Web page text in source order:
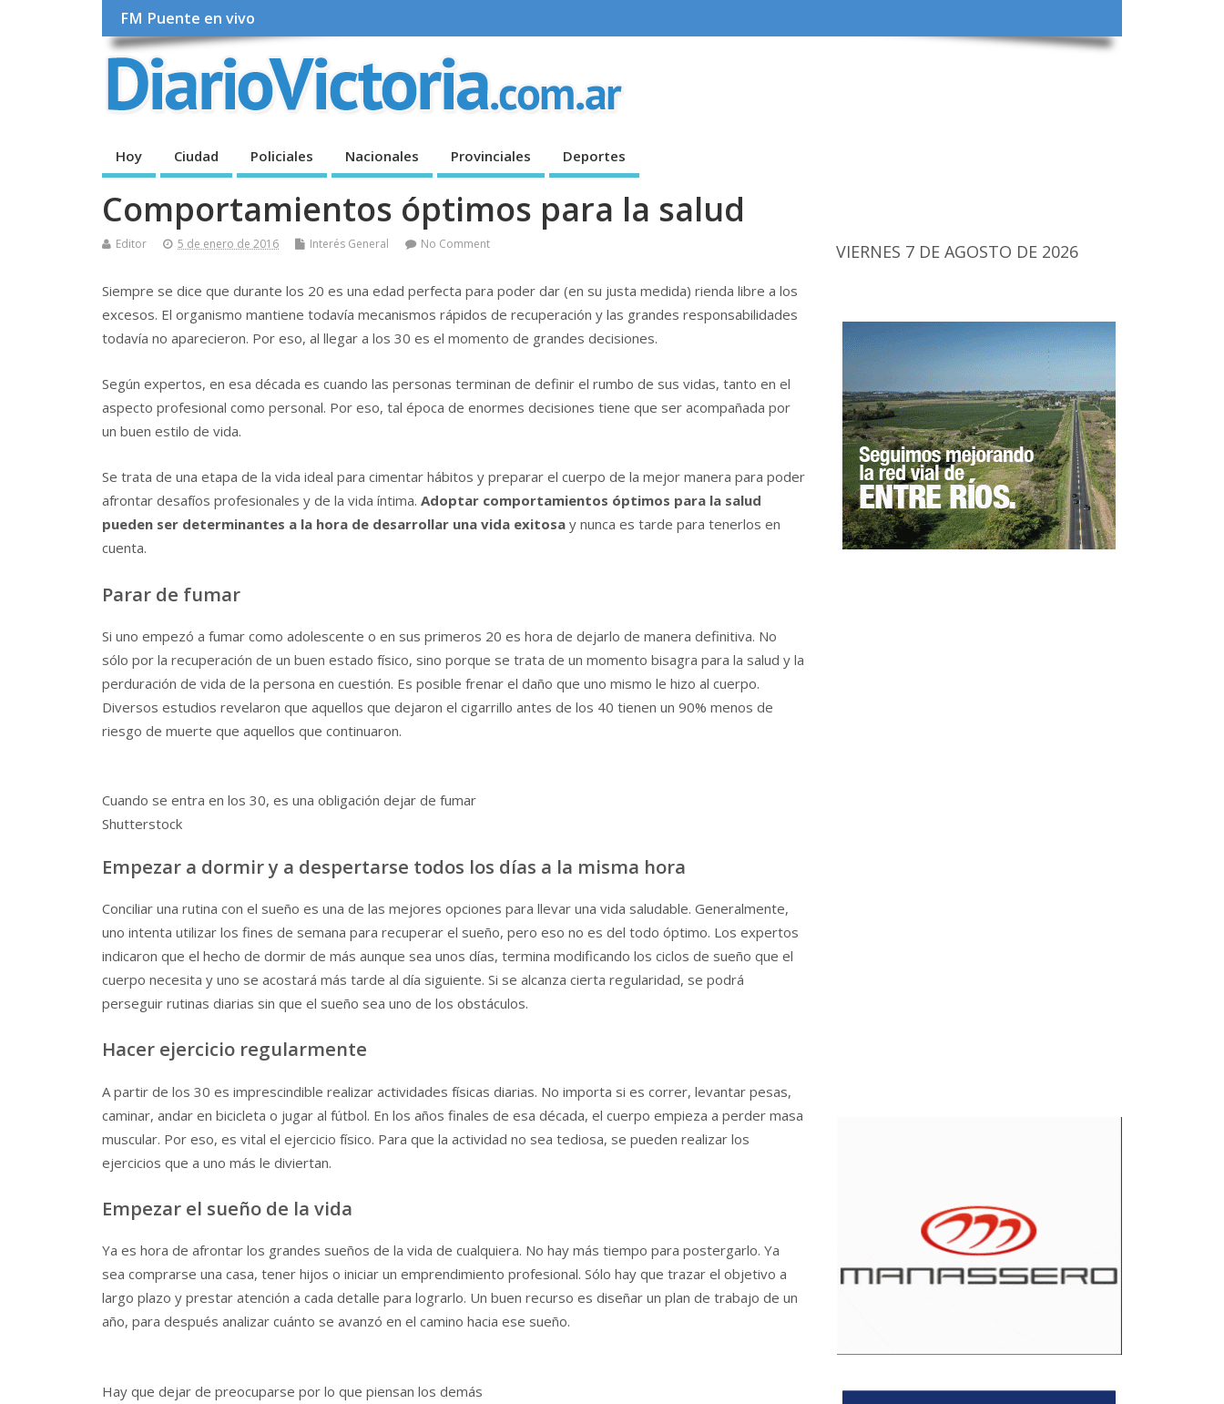
FM Puente en vivo
Hoy Ciudad Policiales Nacionales Provinciales Deportes
Comportamientos óptimos para la salud
Editor 5 de enero de 2016 Interés General No Comment
Siempre se dice que durante los 20 es una edad perfecta para poder dar (en su justa medida) rienda libre a los
excesos. El organismo mantiene todavía mecanismos rápidos de recuperación y las grandes responsabilidades
todavía no aparecieron. Por eso, al llegar a los 30 es el momento de grandes decisiones.
Según expertos, en esa década es cuando las personas terminan de definir el rumbo de sus vidas, tanto en el
aspecto profesional como personal. Por eso, tal época de enormes decisiones tiene que ser acompañada por
un buen estilo de vida.
Se trata de una etapa de la vida ideal para cimentar hábitos y preparar el cuerpo de la mejor manera para poder
afrontar desafíos profesionales y de la vida íntima. Adoptar comportamientos óptimos para la salud
pueden ser determinantes a la hora de desarrollar una vida exitosa y nunca es tarde para tenerlos en
cuenta.
Parar de fumar
Si uno empezó a fumar como adolescente o en sus primeros 20 es hora de dejarlo de manera definitiva. No
sólo por la recuperación de un buen estado físico, sino porque se trata de un momento bisagra para la salud y la
perduración de vida de la persona en cuestión. Es posible frenar el daño que uno mismo le hizo al cuerpo.
Diversos estudios revelaron que aquellos que dejaron el cigarrillo antes de los 40 tienen un 90% menos de
riesgo de muerte que aquellos que continuaron.
Cuando se entra en los 30, es una obligación dejar de fumar
Shutterstock
Empezar a dormir y a despertarse todos los días a la misma hora
Conciliar una rutina con el sueño es una de las mejores opciones para llevar una vida saludable. Generalmente,
uno intenta utilizar los fines de semana para recuperar el sueño, pero eso no es del todo óptimo. Los expertos
indicaron que el hecho de dormir de más aunque sea unos días, termina modificando los ciclos de sueño que el
cuerpo necesita y uno se acostará más tarde al día siguiente. Si se alcanza cierta regularidad, se podrá
perseguir rutinas diarias sin que el sueño sea uno de los obstáculos.
Hacer ejercicio regularmente
A partir de los 30 es imprescindible realizar actividades físicas diarias. No importa si es correr, levantar pesas,
caminar, andar en bicicleta o jugar al fútbol. En los años finales de esa década, el cuerpo empieza a perder masa
muscular. Por eso, es vital el ejercicio físico. Para que la actividad no sea tediosa, se pueden realizar los
ejercicios que a uno más le diviertan.
Empezar el sueño de la vida
Ya es hora de afrontar los grandes sueños de la vida de cualquiera. No hay más tiempo para postergarlo. Ya
sea comprarse una casa, tener hijos o iniciar un emprendimiento profesional. Sólo hay que trazar el objetivo a
largo plazo y prestar atención a cada detalle para lograrlo. Un buen recurso es diseñar un plan de trabajo de un
año, para después analizar cuánto se avanzó en el camino hacia ese sueño.
Hay que dejar de preocuparse por lo que piensan los demás
VIERNES 7 DE AGOSTO DE 2026